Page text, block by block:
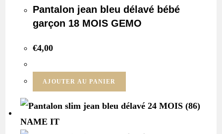
Pantalon jean bleu délavé bébé
garçon 18 MOIS GEMO
€4,00
AJOUTER AU PANIER